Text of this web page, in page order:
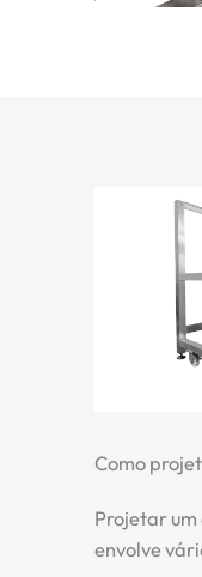
Como
Projetar
envolve